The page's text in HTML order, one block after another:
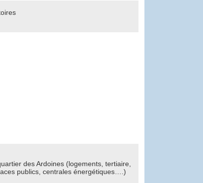
des Ardoines (logements, tertiaire,
publics, centrales énergétiques….)